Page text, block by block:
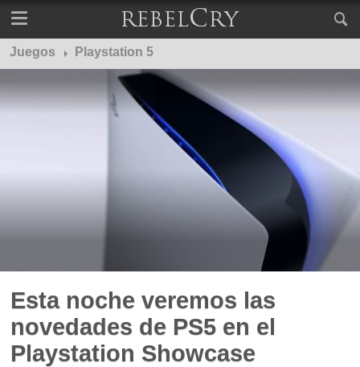
Juegos Playstation 5
Esta noche veremos las
novedades de PS5 en el
Playstation Showcase